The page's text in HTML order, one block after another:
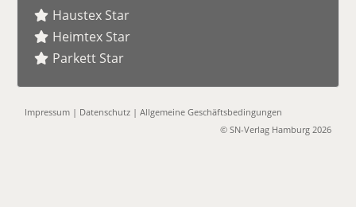
Haustex Star
Heimtex Star
Parkett Star
Impressum | Datenschutz |Allgemeine Geschäftsbedingungen
© SN-Verlag Hamburg 2026